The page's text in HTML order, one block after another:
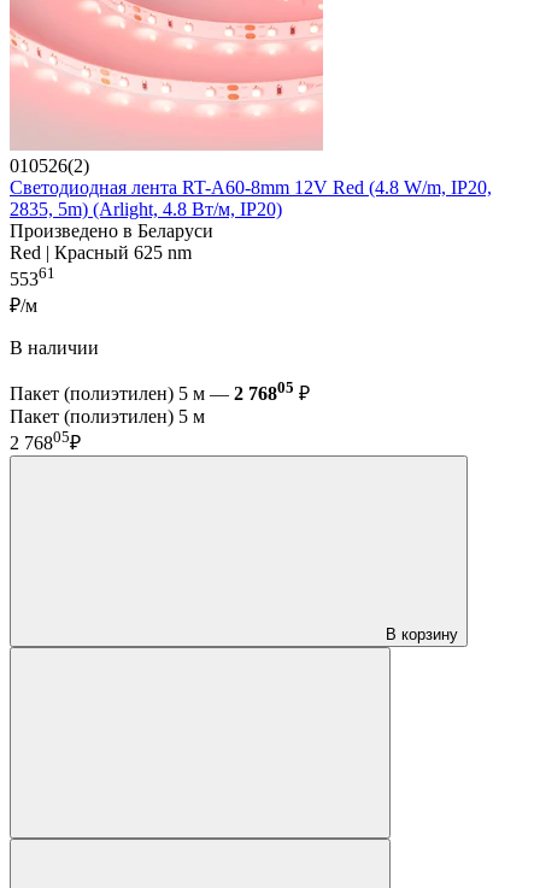
010526(2)
Светодиодная лента RT-A60-8mm 12V Red (4.8 W/m, IP20,
2835, 5m) (Arlight, 4.8 Вт/м, IP20)
Произведено в Беларуси
Red | Красный 625 nm
55361
₽/м
В наличии
Пакет (полиэтилен) 5 м — 2 76805 ₽
Пакет (полиэтилен) 5 м
2 76805₽
В корзину